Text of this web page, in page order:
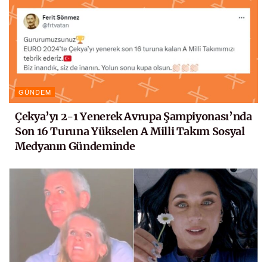
GÜNDEM
Çekya’yı 2-1 Yenerek Avrupa Şampiyonası’nda
Son 16 Turuna Yükselen A Milli Takım Sosyal
Medyanın Gündeminde